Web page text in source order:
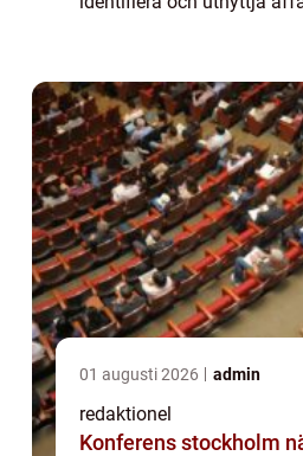
01 augusti 2026 admin
redaktionel
Konferens stockholm när storstad